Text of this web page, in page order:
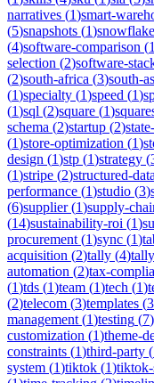
narratives (1)smart-
(5)snapshots (1)snowflake
(4)software-comparison (1
selection (2)software-
(2)south-africa (3)south-
(1)specialty (1)speed (1)
(1)sql (2)square (1)
schema (2)startup (2)
(1)store-optimization (1)
design (1)stp (1)strategy (
(1)stripe (2)structured-data
performance (1)studio (3)
(6)supplier(1)supply-
(14)sustainability-roi (1)
procurement (1)sync (1)
acquisition (2)tally (4)
automation (2)tax-
(1)tds (1)team (1)tech (1)
(2)telecom (3)templates (3
management (1)testing (7)
customization (1)theme-
constraints (1)third-party (
system (1)tiktok (1)